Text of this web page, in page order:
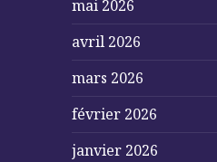
mai 2026
avril 2026
mars 2026
février 2026
janvier 2026